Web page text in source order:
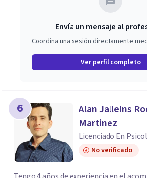
Envía un mensaje al
Coordina una sesión directamente
Ver perfil completo
6
Alan Jalleins
Martinez
Licenciado En
No verificado